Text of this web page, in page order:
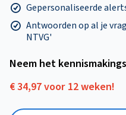
Gepersonaliseerde
Antwoorden op al je
NTVG'
Neem het
€ 34,97 voor 12 weken!